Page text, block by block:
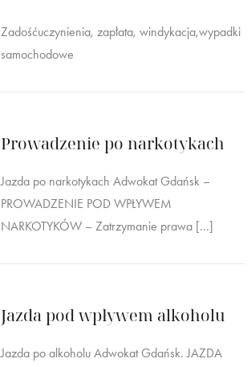
Zadośćuczynienia, zapłata, windykacja,wypadki
samochodowe
Prowadzenie po narkotykach
Jazda po narkotykach Adwokat Gdańsk –
PROWADZENIE POD WPŁYWEM
NARKOTYKÓW – Zatrzymanie prawa […]
Jazda pod wpływem alkoholu
Jazda po alkoholu Adwokat Gdańsk. JAZDA